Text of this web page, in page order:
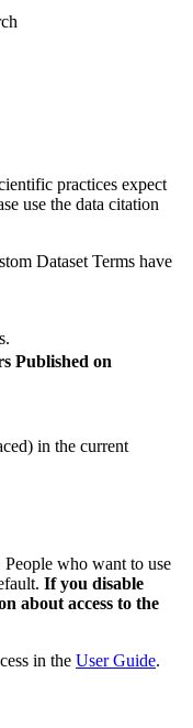
practices expect
use the data citation
Dataset Terms have
Published on
in the current
who want to use
If you disable
about access to the
in the User Guide.